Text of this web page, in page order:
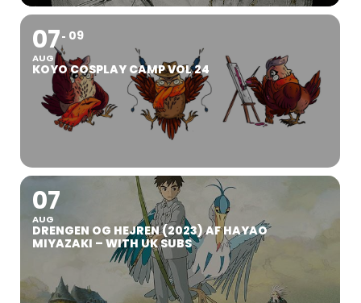
07
AUG
09
KOYO COSPLAY CAMP VOL 24
07
AUG
DRENGEN OG HEJREN (2023) AF HAYAO
MIYAZAKI – WITH UK SUBS